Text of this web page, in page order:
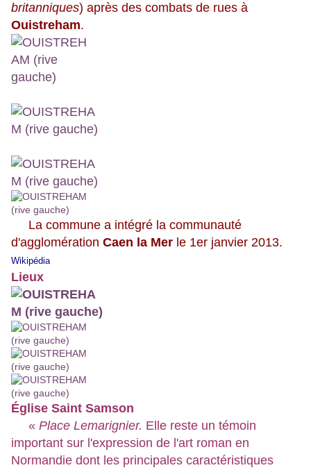
britanniques) après des combats de rues à
Ouistreham.
La commune a intégré la communauté
d'agglomération Caen la Mer le 1er janvier 2013.
Wikipédia
Lieux
Église Saint Samson
« Place Lemarignier. Elle reste un témoin
important sur l'expression de l'art roman en
Normandie dont les principales caractéristiques